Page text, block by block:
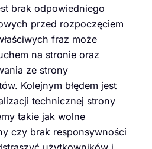
brak odpowiedniego
przed rozpoczęciem
fraz może
na stronie oraz
ze strony
Kolejnym błędem jest
technicznej strony
takie jak wolne
czy brak responsywności